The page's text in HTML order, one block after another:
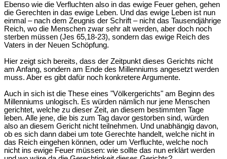
Ebenso wie die Verfluchten also in das ewige Feuer gehen, gehen
die Gerechten in das ewige Leben. Und das ewige Leben ist nun
einmal – nach dem Zeugnis der Schrift – nicht das Tausendjährige
Reich, wo die Menschen zwar sehr alt werden, aber doch noch
sterben müssen (Jes 65,18-23), sondern das ewige Reich des
Vaters in der Neuen Schöpfung.
Hier zeigt sich bereits, dass der Zeitpunkt dieses Gerichts nicht
am Anfang, sondern am Ende des Millenniums angesetzt werden
muss. Aber es gibt dafür noch konkretere Argumente.
Auch in sich ist die These eines "Völkergerichts" am Beginn des
Millenniums unlogisch. Es würden nämlich nur jene Menschen
gerichtet, welche zu dieser Zeit, an diesem bestimmten Tage
leben. Alle jene, die bis zum Tag davor gestorben sind, würden
also an diesem Gericht nicht teilnehmen. Und unabhängig davon,
ob es sich dann dabei um tote Gerechte handelt, welche nicht in
das Reich eingehen können, oder um Verfluchte, welche noch
nicht ins ewige Feuer müssen: wie sollte das nun erklärt werden